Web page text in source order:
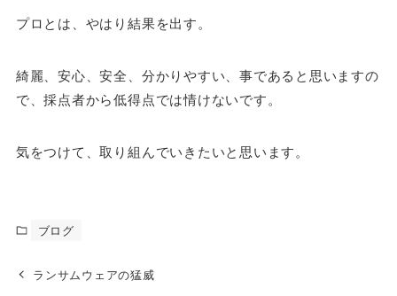
プロとは、やはり結果を出す。
綺麗、安心、安全、分かりやすい、事であると思いますの
で、採点者から低得点では情けないです。
気をつけて、取り組んでいきたいと思います。
ブログ
ランサムウェアの猛威